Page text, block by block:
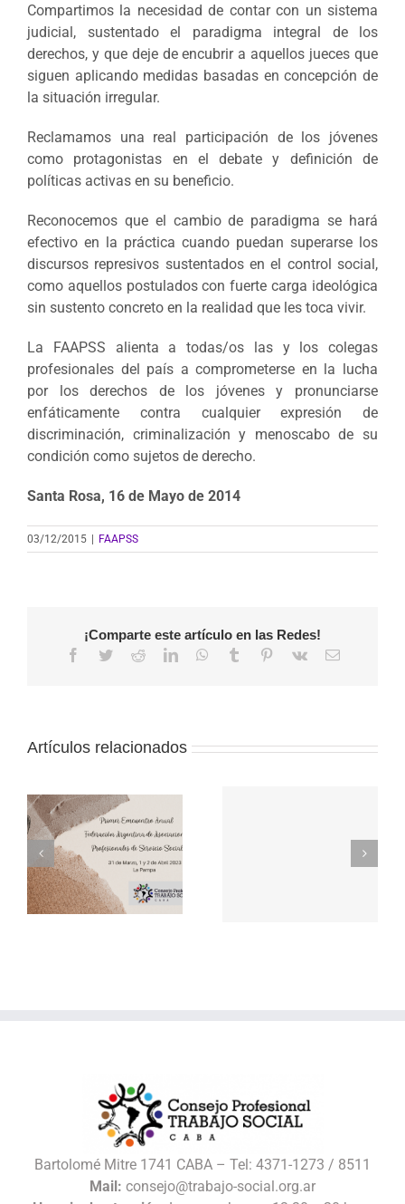
Compartimos la necesidad de contar con un sistema
judicial, sustentado el paradigma integral de los
derechos, y que deje de encubrir a aquellos jueces que
siguen aplicando medidas basadas en concepción de
la situación irregular.
Reclamamos una real participación de los jóvenes
como protagonistas en el debate y definición de
políticas activas en su beneficio.
Reconocemos que el cambio de paradigma se hará
efectivo en la práctica cuando puedan superarse los
discursos represivos sustentados en el control social,
como aquellos postulados con fuerte carga ideológica
sin sustento concreto en la realidad que les toca vivir.
La FAAPSS alienta a todas/os las y los colegas
profesionales del país a comprometerse en la lucha
por los derechos de los jóvenes y pronunciarse
enfáticamente contra cualquier expresión de
discriminación, criminalización y menoscabo de su
condición como sujetos de derecho.
Santa Rosa, 16 de Mayo de 2014
03/12/2015 | FAAPSS
¡Comparte este artículo en las Redes!
Facebook
TwitterRedditLinkedInWhatsApp
Tumblr Pinterest
Vk
Correo
Artículos relacionados
Declaraciones
FAAPSS Agosto
Ilegitimidad de
ciertos CICLOS DE
Bartolomé Mitre 1741 CABA – Tel: 4371-1273 / 8511
Mail: consejo@trabajo-social.org.ar